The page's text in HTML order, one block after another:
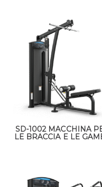
SD-1002 MACCHINA
LE BRACCIA E LE